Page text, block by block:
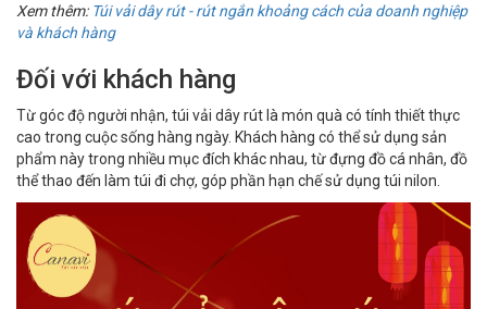
Xem thêm: Túi vải dây rút - rút ngắn khoảng cách của doanh nghiệp
và khách hàng
Đối với khách hàng
Từ góc độ người nhận, túi vải dây rút là món quà có tính thiết thực
cao trong cuộc sống hàng ngày. Khách hàng có thể sử dụng sản
phẩm này trong nhiều mục đích khác nhau, từ đựng đồ cá nhân, đồ
thể thao đến làm túi đi chợ, góp phần hạn chế sử dụng túi nilon.